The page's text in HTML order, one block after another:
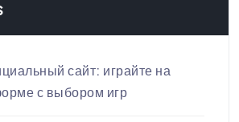
сайт: играйте на
с выбором игр